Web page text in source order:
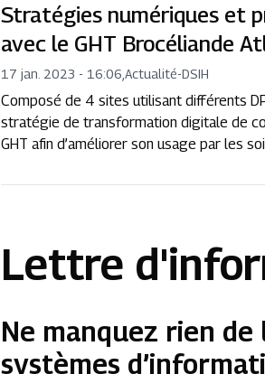
Stratégies numériques et
avec le GHT Brocéliande
17 jan. 2023 - 16:06 ,Actualité-DSIH
Composé de 4 sites utilisant différents
stratégie de transformation digitale de
GHT afin d’améliorer son usage par les
Lettre
Ne manquez rien
systèmes